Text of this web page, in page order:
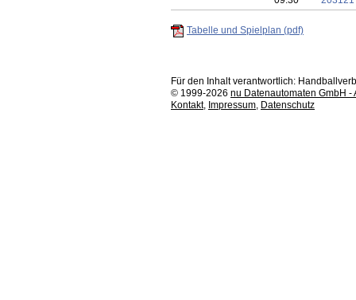
Tabelle und Spielplan (pdf)
Für den Inhalt verantwortlich:
© 1999-2026 nu Datenautomaten GmbH
Kontakt, Impressum, Datenschutz